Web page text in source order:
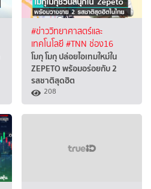
#ข่าววิทยาศาสตร์และ
เทคโนโลยี#TNN ช่อง16
โมกุ โมกุ ปล่อยไอเทมใหม่ใน
ZEPETO พร้อมอร่อยกับ 2
รสชาติสุดฮิต
208